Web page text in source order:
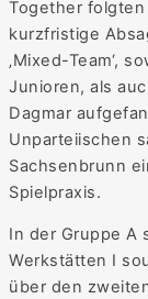
Together
kurzfristige
‚Mixed-Team‘,
Junioren, als
Dagmar
Unparteiischen
Sachsenbrunn
Spielpraxis.
In der Gruppe A
Werkstätten I
über den